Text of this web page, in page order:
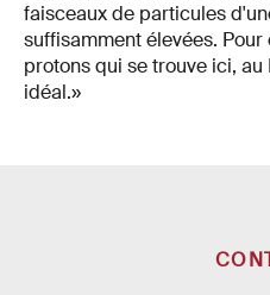
faisceaux de particules
suffisamment élevées.
protons qui se trouve ici, au
idéal.»